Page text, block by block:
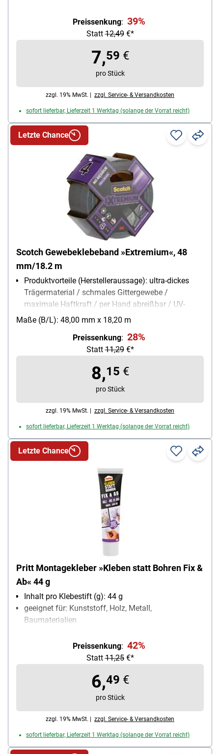
kg, Form: Rechteck, Maße (B/L): 20 / 80 mm, Farbe:
transparent, Material: Kunststoff, Lieferumfang: 16 x
2 Stück
Preissenkung: 39%
Statt12,49€*
7,59 €
pro Stück
zzgl. 19% MwSt. | zzgl. Service- & Versandkosten
sofort lieferbar, Lieferzeit 1 Werktag (solange der Vorrat reicht)
Scotch Gewebeklebeband »Extremium«, 48
mm/18.2 m
Produktvorteile (Herstelleraussage): ultra-dickes
Trägermaterial / schmales Gittergewebe /
maximale Haftkraft / per Hand abreißbar / UV-
beständig
Produktverwendung: Maximale Haftkraft für die
anspruchsvollsten Reparaturen
Gesamtdicke: 0.43 mm
Breite des Bandes: 48 mm
Maße (B/L): 48,00 mm x 18,20 m
Letzte Chance
Preissenkung: 28%
Statt11,29€*
8,15 €
pro Stück
zzgl. 19% MwSt. | zzgl. Service- & Versandkosten
sofort lieferbar, Lieferzeit 1 Werktag (solange der Vorrat reicht)
Pritt Montagekleber »Kleben statt Bohren Fix &
Ab« 44 g
Inhalt pro Klebestift (g): 44 g
geeignet für: Kunststoff, Holz, Metall,
Baumaterialien
Besonderheiten: starke Haftung für kraftvolle
Letzte Chance
Preissenkung: 42%
Statt11,25€*
6,49 €
pro Stück
zzgl. 19% MwSt. | zzgl. Service- & Versandkosten
sofort lieferbar, Lieferzeit 1 Werktag (solange der Vorrat reicht)